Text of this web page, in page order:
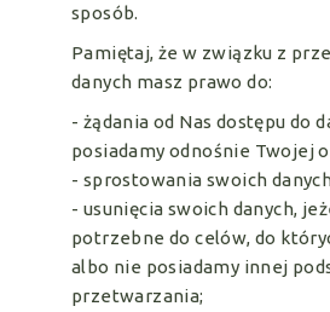
sposób.
Pamiętaj, że w związku z
danych masz prawo do:
- żądania od Nas dostępu do
posiadamy odnośnie Twojej
- sprostowania swoich
- usunięcia swoich danych,
potrzebne do celów, do
albo nie posiadamy innej
przetwarzania;